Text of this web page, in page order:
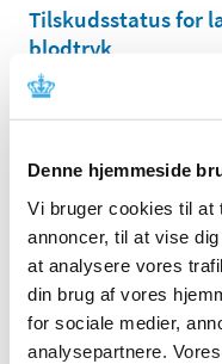
Denne hjemmeside
Vi bruger cookies til at
annoncer, til at vise
at analysere vores
din brug af vores
for sociale medier,
analysepartnere.
Tilskudsstatus for
blodtryk
|4. juli 2006
Revurdering af de
ATC-gruppe C
|4. juli 2006|
Lægemiddelstyrelsen
virksomheder og en